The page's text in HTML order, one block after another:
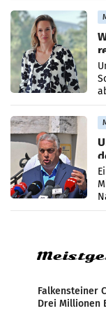
Falkensteiner
Drei Millionen